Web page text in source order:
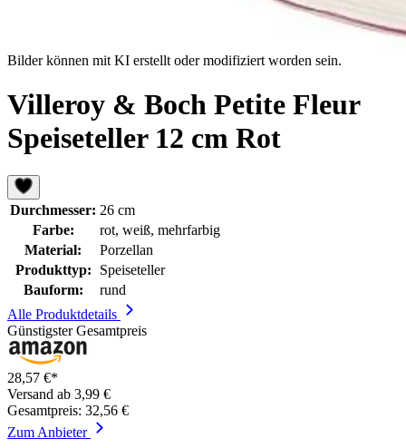
Bilder können mit KI erstellt oder modifiziert worden sein.
Villeroy & Boch Petite Fleur
Speiseteller 12 cm Rot
Durchmesser: 26 cm
Farbe:
rot, weiß, mehrfarbig
Material:
Porzellan
Produkttyp:
Speiseteller
Bauform:
rund
Alle Produktdetails
Günstigster Gesamtpreis
28,57 €*
Versand ab 3,99 €
Gesamtpreis: 32,56 €
Zum Anbieter